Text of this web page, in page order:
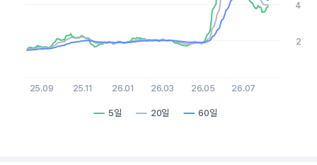
5일 20일 60일
25.09 25.11 26.01 26.03 26.05 26.07
2
4